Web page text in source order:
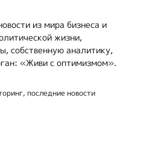
из мира бизнеса и
жизни,
собственную аналитику,
«Живи с оптимизмом».
последние новости